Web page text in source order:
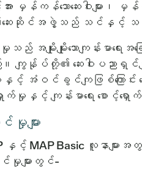
ကန်သောဆေးဝါးများ၊ မှ
းဆိုင်အဖွဲ့သည် သင်နှင့် သင့်
သည် အမျိုးမျိုးသောကျန်းမာရ
ျွန်ုပ်တို့၏ ဆေးဝါးပညာရှင်မ
နှင့် အံဝင်ခွင်ကျဖြစ်ကြောင်း
ောက်မှုနှင့် ကျန်းမာရေး စောင့်
များ
င့် MAP Basic လူနာများအ
မှုများတွင်-